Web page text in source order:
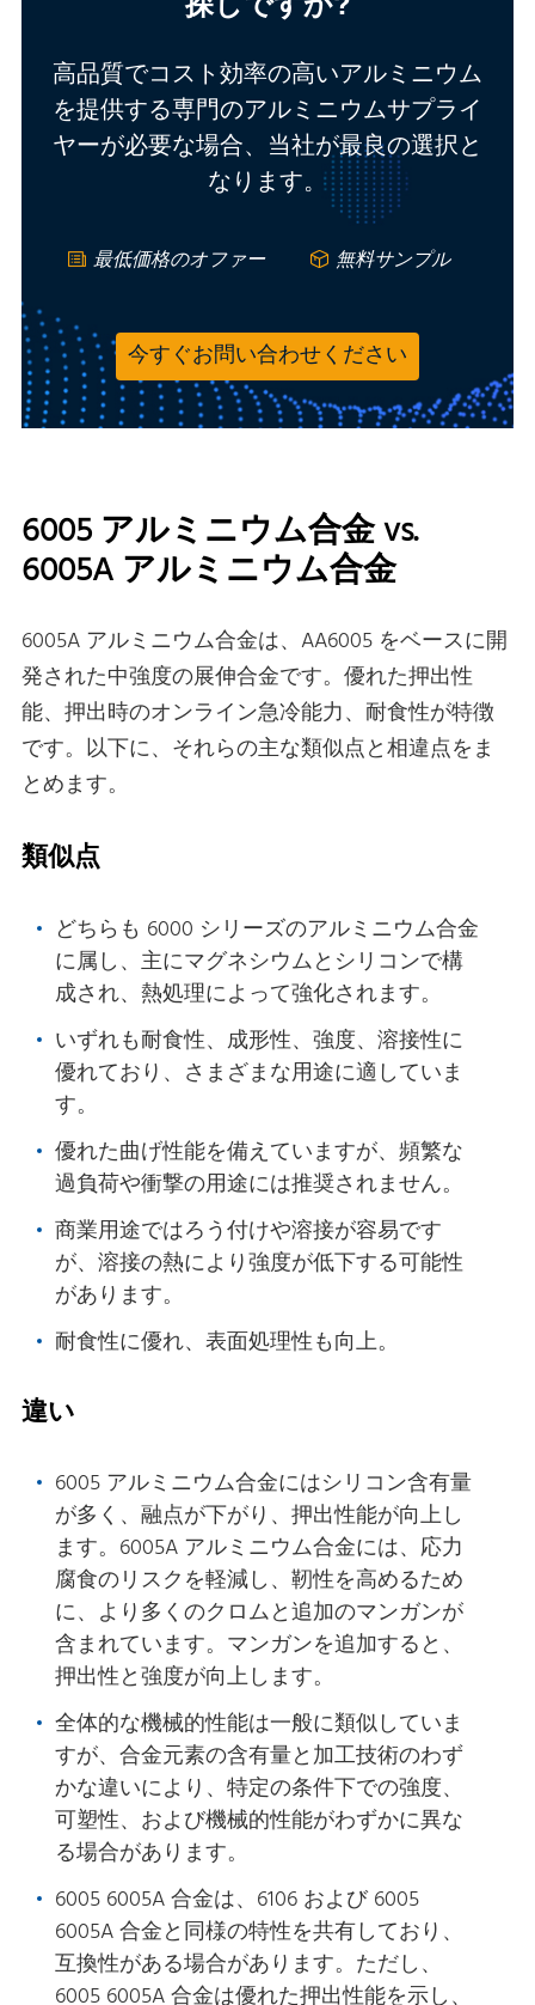
高品質でコスト効率の高いアルミニウム
を提供する専門のアルミニウムサプライ
ヤーが必要な場合、当社が最良の選択と
なります。
最低価格のオファー 無料サンプル
今すぐお問い合わせください
6005 アルミニウム合金 vs.
6005A アルミニウム合金
6005A アルミニウム合金は、AA6005 をベースに開
発された中強度の展伸合金です。優れた押出性
能、押出時のオンライン急冷能力、耐食性が特徴
です。以下に、それらの主な類似点と相違点をま
とめます。
類似点
どちらも 6000 シリーズのアルミニウム合金
に属し、主にマグネシウムとシリコンで構
成され、熱処理によって強化されます。
いずれも耐食性、成形性、強度、溶接性に
優れており、さまざまな用途に適していま
す。
優れた曲げ性能を備えていますが、頻繁な
過負荷や衝撃の用途には推奨されません。
商業用途ではろう付けや溶接が容易です
が、溶接の熱により強度が低下する可能性
があります。
耐食性に優れ、表面処理性も向上。
違い
6005 アルミニウム合金にはシリコン含有量
が多く、融点が下がり、押出性能が向上し
ます。6005A アルミニウム合金には、応力
腐食のリスクを軽減し、靭性を高めるため
に、より多くのクロムと追加のマンガンが
含まれています。マンガンを追加すると、
押出性と強度が向上します。
全体的な機械的性能は一般に類似していま
すが、合金元素の含有量と加工技術のわず
かな違いにより、特定の条件下での強度、
可塑性、および機械的性能がわずかに異な
る場合があります。
6005 6005A 合金は、6106 および 6005
6005A 合金と同様の特性を共有しており、
互換性がある場合があります。ただし、
6005 6005A 合金は優れた押出性能を示し、